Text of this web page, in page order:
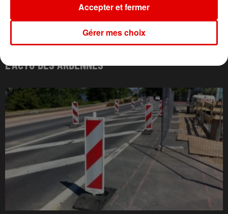
L'ACTU DES ARDENNES
Gérer mes choix
Accepter et fermer